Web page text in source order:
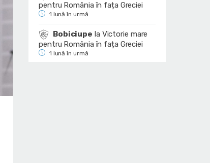
pentru România în fața Greciei
1 lună în urmă
Bobiciupe la Victorie mare
pentru România în fața Greciei
1 lună în urmă